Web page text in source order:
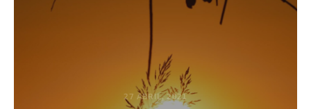
27 ABRIL, 2021